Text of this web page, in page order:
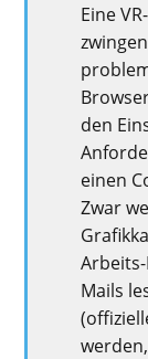
Eine
den
einen
Zwar
Mails